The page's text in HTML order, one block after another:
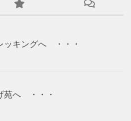
ッキングへ ・・・
苑へ ・・・